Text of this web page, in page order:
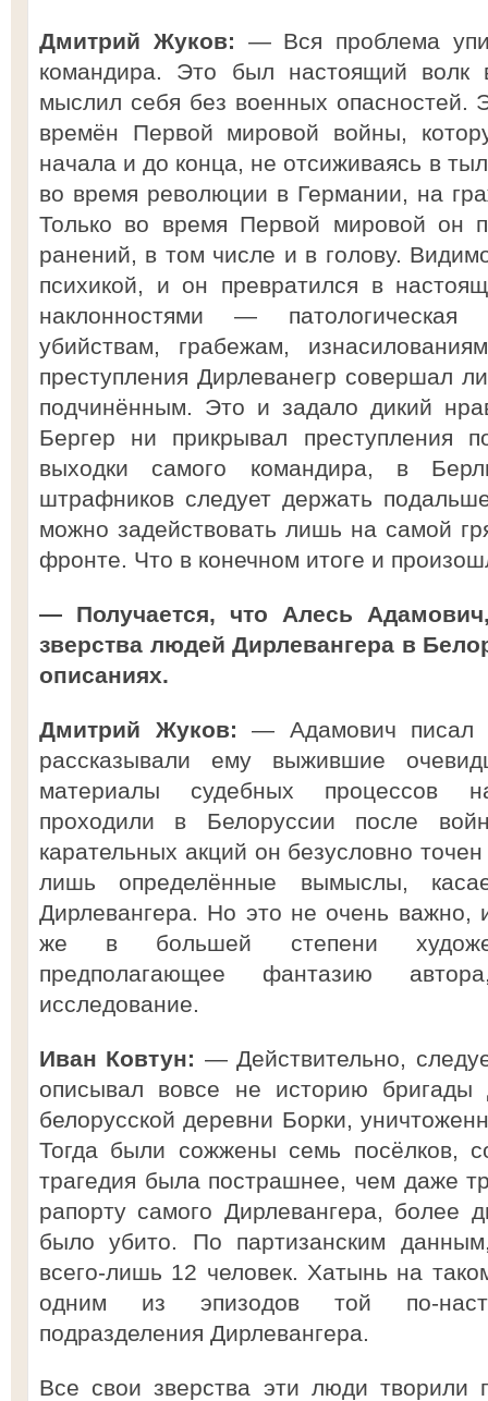
Дмитрий Жуков: — Вся проблема
командира. Это был настоящий волк
мыслил себя без военных опасностей.
времён Первой мировой войны,
начала и до конца, не отсиживаясь в
во время революции в Германии, на
Только во время Первой мировой он
ранений, в том числе и в голову.
психикой, и он превратился в
наклонностями —
убийствам, грабежам,
преступления Дирлеванегр совершал
подчинённым. Это и задало дикий
Бергер ни прикрывал преступления
выходки самого командира, в
штрафников следует держать
можно задействовать лишь на самой
фронте. Что в конечном итоге и
— Получается, что Алесь
зверства людей Дирлевангера в
описаниях.
Дмитрий Жуков: — Адамович писал
рассказывали ему выжившие
материалы судебных процессов
проходили в Белоруссии после
карательных акций он безусловно
лишь определённые вымыслы,
Дирлевангера. Но это не очень важно,
же в большей степени
предполагающее фантазию
исследование.
Иван Ковтун: — Действительно,
описывал вовсе не историю бригады
белорусской деревни Борки,
Тогда были сожжены семь посёлков,
трагедия была пострашнее, чем даже
рапорту самого Дирлевангера, более
было убито. По партизанским
всего-лишь 12 человек. Хатынь на
одним из эпизодов той по-
подразделения Дирлевангера.
Все свои зверства эти люди творили